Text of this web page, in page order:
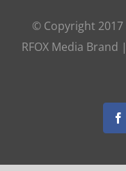
© Copyright 2017
RFOX Media Brand